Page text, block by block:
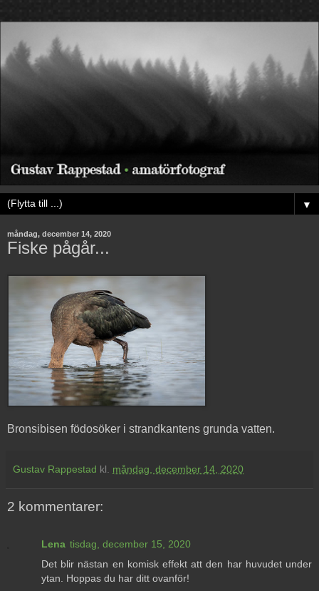
▼
måndag, december 14, 2020
Fiske pågår...
Bronsibisen födosöker i strandkantens grunda vatten.
Gustav Rappestad kl. måndag, december 14, 2020
2 kommentarer:
Lena tisdag, december 15, 2020
Det blir nästan en komisk effekt att den har huvudet under
ytan. Hoppas du har ditt ovanför!